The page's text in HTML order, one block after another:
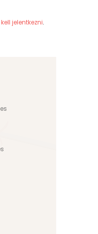
jelentkezni.